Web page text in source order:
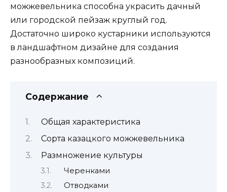
можжевельника способна украсить дачный
или городской пейзаж круглый год.
Достаточно широко кустарники используются
в ландшафтном дизайне для создания
разнообразных композиций.
Содержание
Общая характеристика
Сорта казацкого можжевельника
Размножение культуры
Черенками
Отводками